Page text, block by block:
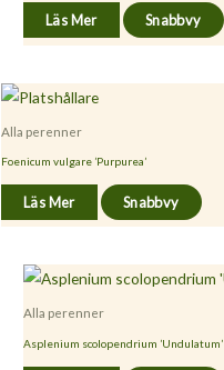
Läs Mer Snabbvy
Alla perenner
Foenicum vulgare ’Purpurea’
Läs Mer Snabbvy
Alla perenner
Asplenium scolopendrium ’Undulatum’